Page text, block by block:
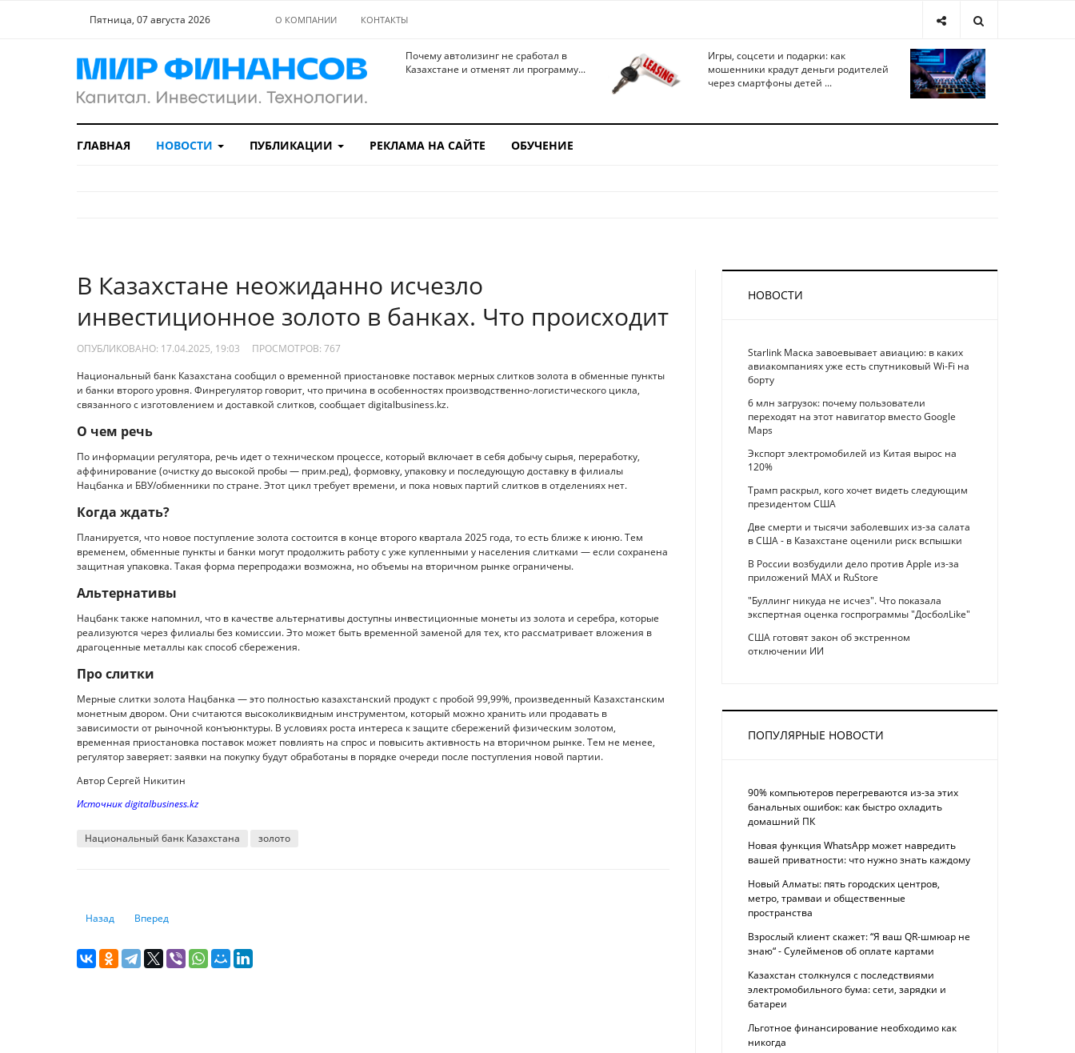
Пятница, 07 августа 2026 О КОМПАНИИ КОНТАКТЫ
Почему автолизинг не сработал в
Казахстане и отменят ли программу...
Игры, соцсети и подарки: как
мошенники крадут деньги родителей
через смартфоны детей ...
ГЛАВНАЯ НОВОСТИ ПУБЛИКАЦИИ РЕКЛАМА НА САЙТЕ ОБУЧЕНИЕ
В Казахстане неожиданно исчезло
инвестиционное золото в банках. Что происходит
ОПУБЛИКОВАНО: 17.04.2025, 19:03 ПРОСМОТРОВ: 767
Национальный банк Казахстана сообщил о временной приостановке поставок мерных слитков золота в обменные пункты
и банки второго уровня. Финрегулятор говорит, что причина в особенностях производственно-логистического цикла,
связанного с изготовлением и доставкой слитков, сообщает digitalbusiness.kz.
О чем речь
По информации регулятора, речь идет о техническом процессе, который включает в себя добычу сырья, переработку,
аффинирование (очистку до высокой пробы — прим.ред), формовку, упаковку и последующую доставку в филиалы
Нацбанка и БВУ/обменники по стране. Этот цикл требует времени, и пока новых партий слитков в отделениях нет.
Когда ждать?
Планируется, что новое поступление золота состоится в конце второго квартала 2025 года, то есть ближе к июню. Тем
временем, обменные пункты и банки могут продолжить работу с уже купленными у населения слитками — если сохранена
защитная упаковка. Такая форма перепродажи возможна, но объемы на вторичном рынке ограничены.
Альтернативы
Нацбанк также напомнил, что в качестве альтернативы доступны инвестиционные монеты из золота и серебра, которые
реализуются через филиалы без комиссии. Это может быть временной заменой для тех, кто рассматривает вложения в
драгоценные металлы как способ сбережения.
Про слитки
Мерные слитки золота Нацбанка — это полностью казахстанский продукт с пробой 99,99%, произведенный Казахстанским
монетным двором. Они считаются высоколиквидным инструментом, который можно хранить или продавать в
зависимости от рыночной конъюнктуры. В условиях роста интереса к защите сбережений физическим золотом,
временная приостановка поставок может повлиять на спрос и повысить активность на вторичном рынке. Тем не менее,
регулятор заверяет: заявки на покупку будут обработаны в порядке очереди после поступления новой партии.
Автор Сергей Никитин
Источник digitalbusiness.kz
Национальный банк Казахстана золото
Предыдущий: Банки будут блокировать мобильные приложения казахстанцев
Назад Следующий: Казахстанская фондовая биржа подвела итоги работы за первый квартал года
Вперед
НОВОСТИ
Starlink Маска завоевывает авиацию: в каких
авиакомпаниях уже есть спутниковый Wi-Fi на
борту
6 млн загрузок: почему пользователи
переходят на этот навигатор вместо Google
Maps
Экспорт электромобилей из Китая вырос на
120%
Трамп раскрыл, кого хочет видеть следующим
президентом США
Две смерти и тысячи заболевших из-за салата
в США - в Казахстане оценили риск вспышки
В России возбудили дело против Apple из-за
приложений MAX и RuStore
"Буллинг никуда не исчез". Что показала
экспертная оценка госпрограммы "ДосболLike"
США готовят закон об экстренном
отключении ИИ
ПОПУЛЯРНЫЕ НОВОСТИ
90% компьютеров перегреваются из-за этих
банальных ошибок: как быстро охладить
домашний ПК
Новая функция WhatsApp может навредить
вашей приватности: что нужно знать каждому
Новый Алматы: пять городских центров,
метро, трамваи и общественные
пространства
Взрослый клиент скажет: “Я ваш QR-шмюар не
знаю“ - Сулейменов об оплате картами
Казахстан столкнулся с последствиями
электромобильного бума: сети, зарядки и
батареи
Льготное финансирование необходимо как
никогда